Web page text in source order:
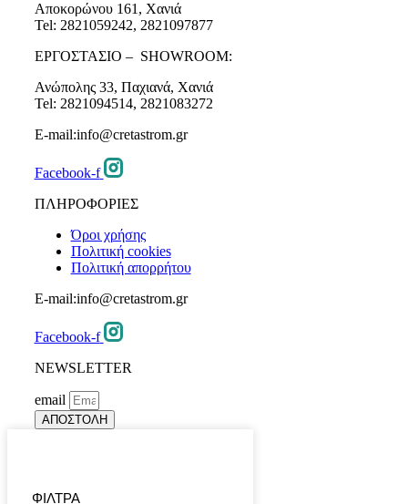
Αποκορώνου 161, Χανιά
Tel: 2821059242, 2821097877
ΕΡΓΟΣΤΑΣΙΟ – SHOWROOM:
Ανώπολης 33, Παχιανά, Χανιά
Tel: 2821094514, 2821083272
E-mail:info@cretastrom.gr
Facebook-f
ΠΛΗΡΟΦΟΡΙΕΣ
Όροι χρήσης
Πολιτική cookies
Πολιτική απορρήτου
E-mail:info@cretastrom.gr
Facebook-f
NEWSLETTER
email
ΑΠΟΣΤΟΛΗ
ΦΙΛΤΡΑ